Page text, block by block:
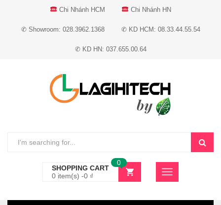
Chi Nhánh HCM Chi Nhánh HN
✆ Showroom: 028.3962.1368 ✆ KD HCM: 08.33.44.55.54
✆ KD HN: 037.655.00.64
SHOPPING CART
0 item(s) -0 ₫
0